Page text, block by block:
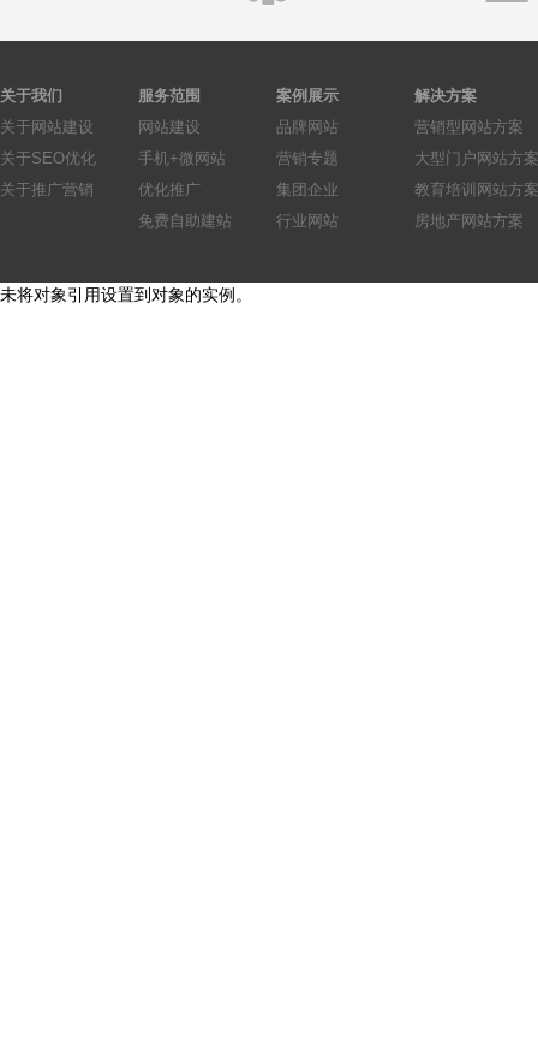
关于我们
关于网站建设
关于SEO优化
关于推广营销
服务范围
网站建设
手机+微网站
优化推广
免费自助建站
案例展示
品牌网站
营销专题
集团企业
行业网站
解决方案
营销型网站方案
大型门户网站方案
教育培训网站方案
房地产网站方案
未将对象引用设置到对象的实例。